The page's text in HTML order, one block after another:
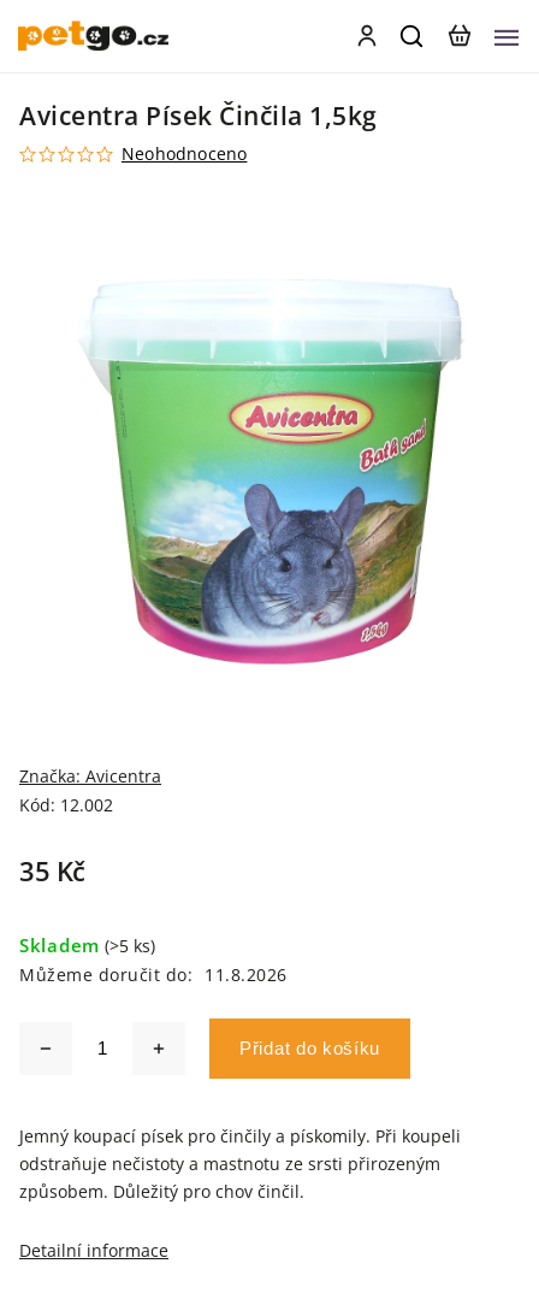
Avicentra Písek Činčila 1,5kg
Neohodnoceno
Kód: 12.002
Značka: Avicentra
35 Kč
Skladem (>5 ks)
Můžeme doručit do:
11.8.2026
Přidat do košíku
Jemný koupací písek pro činčily a pískomily. Při koupeli
odstraňuje nečistoty a mastnotu ze srsti přirozeným
způsobem. Důležitý pro chov činčil.
Detailní informace